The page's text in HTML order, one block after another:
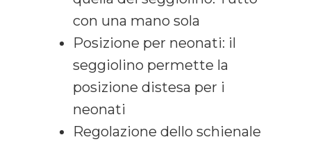
con una mano sola
Posizione per neonati: il
seggiolino permette la
posizione distesa per i
neonati
Regolazione dello schienale